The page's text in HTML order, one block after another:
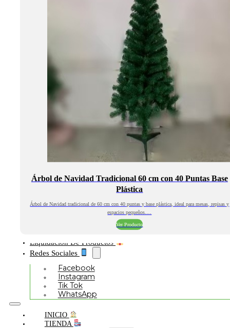
Árbol de Navidad Tradicional 60 cm con 40 Puntas Base
Plástica
Árbol de Navidad tradicional de 60 cm con 40 puntas y base plástica, ideal para mesas, repisas y
espacios pequeños.…
Ver Producto
Liquidación De Productos
Redes Sociales
Facebook
Instagram
Tik Tok
WhatsApp
INICIO
TIENDA